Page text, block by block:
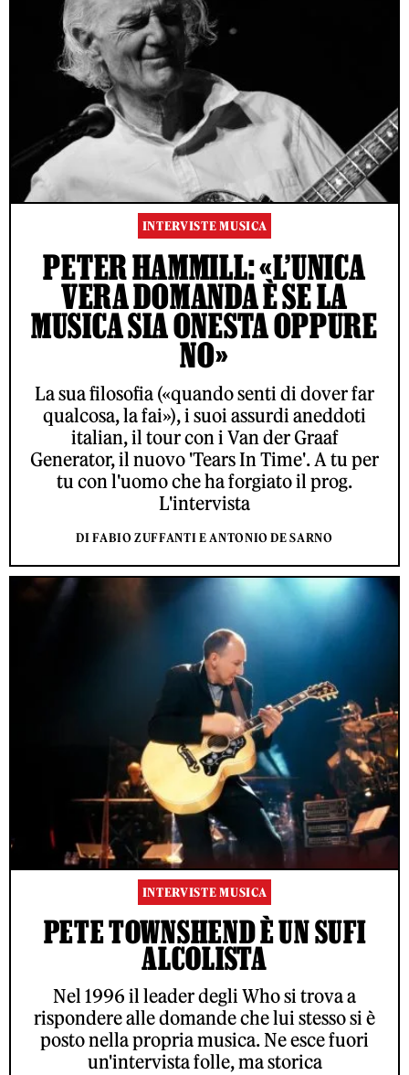
INTERVISTE MUSICA
PETER HAMMILL: «L’UNICA
VERA DOMANDA È SE LA
MUSICA SIA ONESTA OPPURE
NO»
La sua filosofia («quando senti di dover far
qualcosa, la fai»), i suoi assurdi aneddoti
italian, il tour con i Van der Graaf
Generator, il nuovo 'Tears In Time'. A tu per
tu con l'uomo che ha forgiato il prog.
L'intervista
DI FABIO ZUFFANTI E ANTONIO DE SARNO
INTERVISTE MUSICA
PETE TOWNSHEND È UN SUFI
ALCOLISTA
Nel 1996 il leader degli Who si trova a
rispondere alle domande che lui stesso si è
posto nella propria musica. Ne esce fuori
un'intervista folle, ma storica